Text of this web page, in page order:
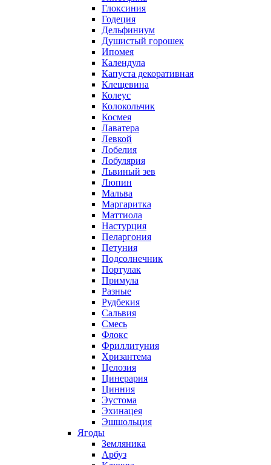
Глоксиния
Годеция
Дельфиниум
Душистый горошек
Ипомея
Календула
Капуста декоративная
Клещевина
Колеус
Колокольчик
Космея
Лаватера
Левкой
Лобелия
Лобулярия
Львиный зев
Люпин
Мальва
Маргаритка
Маттиола
Настурция
Пеларгония
Петуния
Подсолнечник
Портулак
Примула
Разные
Рудбекия
Сальвия
Смесь
Флокс
Фриллитуния
Хризантема
Целозия
Цинерария
Цинния
Эустома
Эхинацея
Эшшольция
Ягоды
Земляника
Арбуз